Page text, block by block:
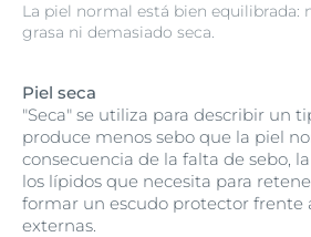
La piel normal está bien equilibrada:
grasa ni demasiado seca.
Piel seca
"Seca" se utiliza para describir un
produce menos sebo que la piel
consecuencia de la falta de sebo, la
los lípidos que necesita para
formar un escudo protector frente
externas.